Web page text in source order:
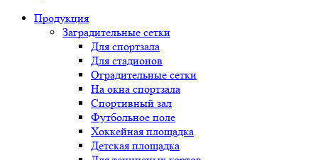
Продукция
Заградительные сетки
Для спортзала
Для стадионов
Оградительные сетки
На окна спортзала
Спортивный зал
Футбольное поле
Хоккейная площадка
Детская площадка